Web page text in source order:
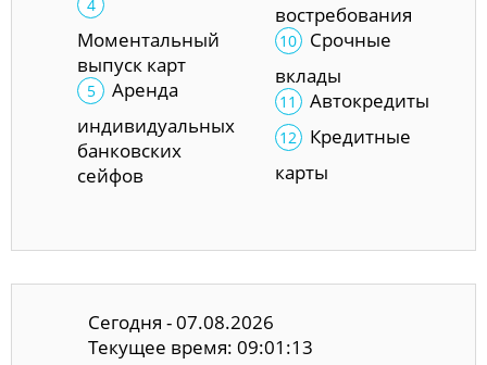
Моментальный
выпуск карт
Аренда
индивидуальных
банковских
сейфов
востребования
Срочные
вклады
Автокредиты
Кредитные
карты
Сегодня - 07.08.2026
Текущее время: 09:01:14